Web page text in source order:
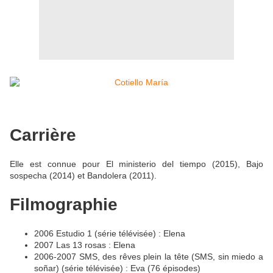
Carrière
Elle est connue pour El ministerio del tiempo (2015), Bajo
sospecha (2014) et Bandolera (2011).
Filmographie
2006 Estudio 1 (série télévisée) : Elena
2007 Las 13 rosas : Elena
2006-2007 SMS, des rêves plein la tête (SMS, sin miedo a
soñar) (série télévisée) : Eva (76 épisodes)